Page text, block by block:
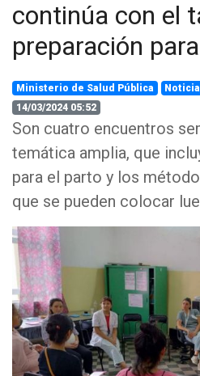
continúa con el
preparación
Ministerio de Salud Pública
14/03/2024 05:52
Son cuatro encuentros
temática amplia, que
para el parto y los
que se pueden colocar